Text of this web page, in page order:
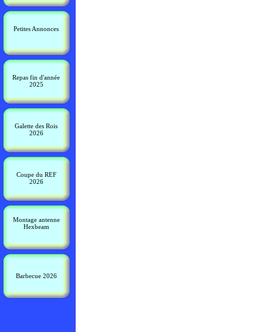
Petites Annonces
Repas fin d'année
2025
Galette des Rois
2026
Coupe du REF
2026
Montage antenne
Hexbeam
Barbecue 2026